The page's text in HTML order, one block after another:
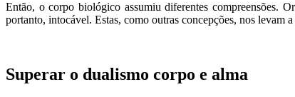
Então, o corpo biológico assumiu diferentes compreensões.
portanto, intocável. Estas, como outras concepções, nos levam
Superar o dualismo corpo e alma